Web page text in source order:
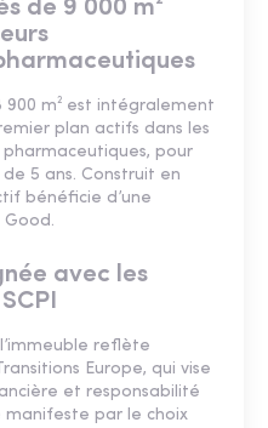
de 9 000 m²
m² est intégralement
plan actifs dans les
pour
5 ans. Construit en
bénéficie d’une
Good.
avec les
reflète
Europe, qui vise
et responsabilité
par le choix